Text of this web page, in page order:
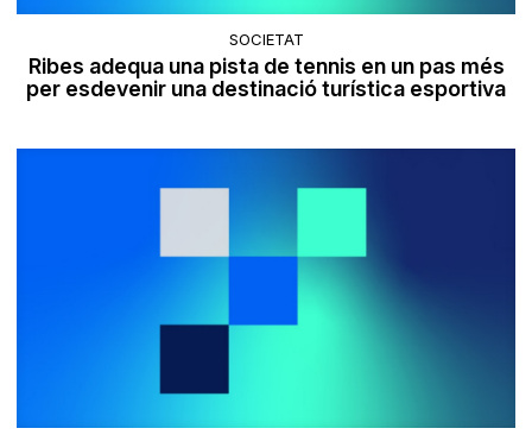
SOCIETAT
Ribes adequa una pista de tennis en un pas més
per esdevenir una destinació turística esportiva